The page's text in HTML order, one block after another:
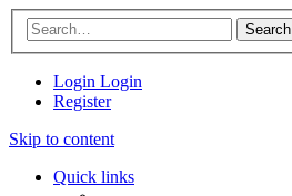
Search
Login Login
Register
Skip to content
Quick links